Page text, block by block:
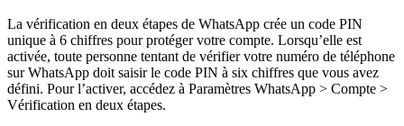
La vérification en deux étapes de WhatsApp crée un code PIN
unique à 6 chiffres pour protéger votre compte. Lorsqu’elle est
activée, toute personne tentant de vérifier votre numéro de téléphone
sur WhatsApp doit saisir le code PIN à six chiffres que vous avez
défini. Pour l’activer, accédez à Paramètres WhatsApp > Compte >
Vérification en deux étapes.